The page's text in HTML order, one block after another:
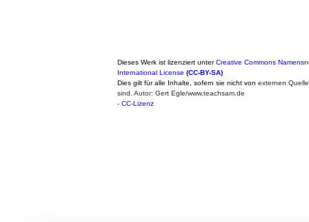
Dieses Werk ist lizenziert unterCreative Commons
International License (CC-BY-SA)
Dies gilt für alle Inhalte, sofern sie nicht von externen
sind. Autor: Gert Egle/www.teachsam.de
- CC-Lizenz